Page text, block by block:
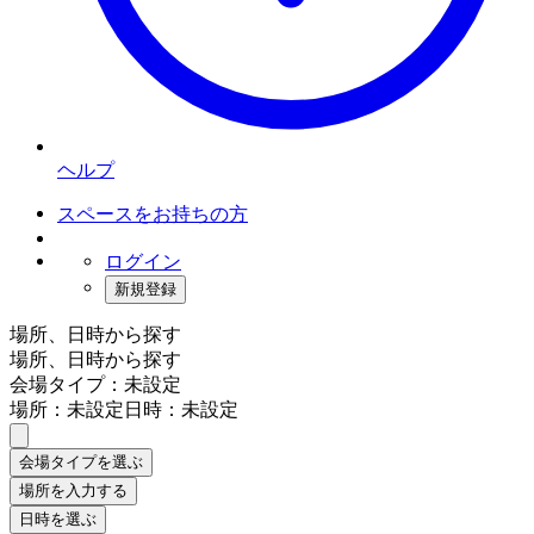
ヘルプ
スペースをお持ちの方
ログイン
新規登録
場所、日時から探す
場所、日時から探す
会場タイプ：未設定
場所：未設定日時：未設定
会場タイプを選ぶ
場所を入力する
日時を選ぶ